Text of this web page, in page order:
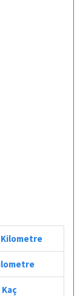
Kilometre